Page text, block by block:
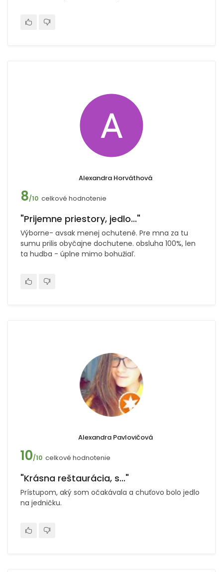
Alexandra Horváthová
8/10 celkové hodnotenie
"Prijemne priestory, jedlo..."
Výborne- avsak menej ochutené. Pre mna za tu
sumu prilis obyčajne dochutene. obsluha 100%, len
ta hudba - úplne mimo bohužiaľ.
Alexandra Pavlovičová
10/10 celkové hodnotenie
"Krásna reštaurácia, s..."
Prístupom, aký som očakávala a chuťovo bolo jedlo
na jedničku.